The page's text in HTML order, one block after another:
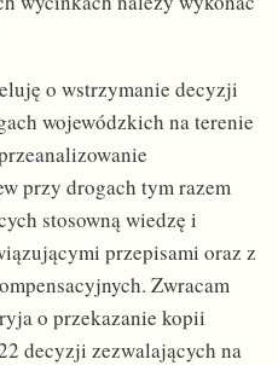
o wstrzymanie decyzji
wojewódzkich na terenie
przy drogach tym razem
stosowną wiedzę i
przepisami oraz z
Zwracam
o przekazanie kopii
decyzji zezwalających na